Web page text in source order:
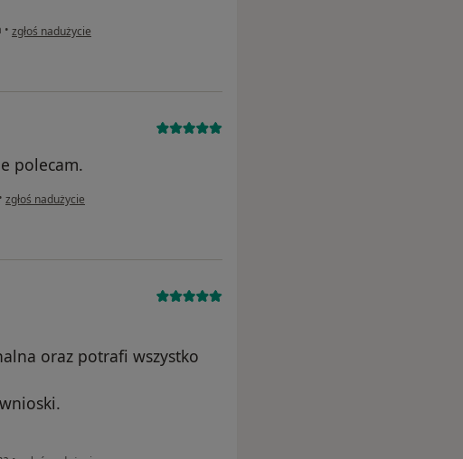
• w opinii użytkownika Karolina P-D
zgłoś nadużycie
polecam.
• w opinii użytkownika M
zgłoś nadużycie
oraz potrafi wszystko
w opinii użytkownika Grzegorz